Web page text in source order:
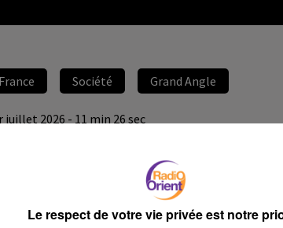
France Société Grand Angle
juillet 2026 - 11 min 26 sec
BERGÉ : "UN FRANÇAIS SUR TROIS DIT
UNE DISCRIMINATION DANS SON
François-Xavier de Calonne
ANGLE
Le respect de votre vie privée est notre